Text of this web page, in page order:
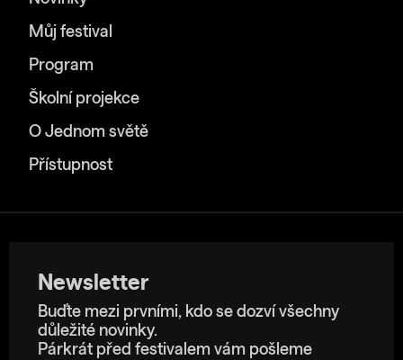
Můj festival
Program
Školní projekce
O Jednom světě
Přístupnost
Newsletter
Buďte mezi prvními, kdo se dozví všechny
důležité novinky.
Párkrát před festivalem vám pošleme